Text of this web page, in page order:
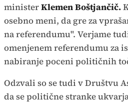
ministerKlemen Boštjančič.
osebno meni, da gre za
na referendumu". Verjame
omenjenem referendumu za
nabiranje poceni političnih
Odzvali so se tudi v Društvu
da se politične stranke